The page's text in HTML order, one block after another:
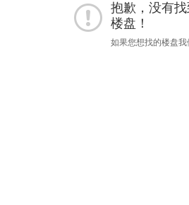
抱歉，没有
楼盘！
如果您想找的楼盘